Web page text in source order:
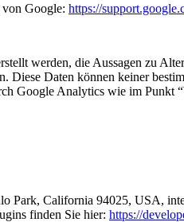
Google: https://
werden, die Aussagen zu
Daten können keiner
Google Analytics wie im Punkt
Park, California 94025, USA,
finden Sie hier: https://